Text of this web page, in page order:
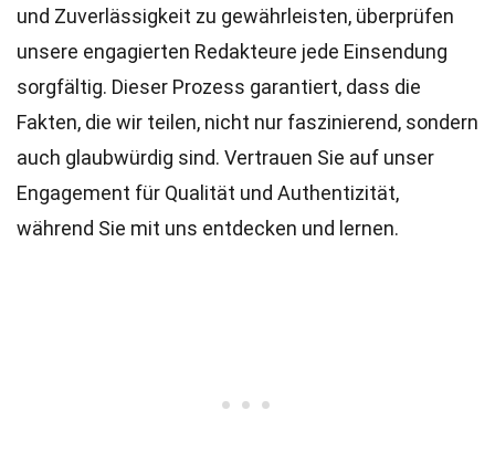
und Zuverlässigkeit zu gewährleisten, überprüfen
unsere engagierten Redakteure jede Einsendung
sorgfältig. Dieser Prozess garantiert, dass die
Fakten, die wir teilen, nicht nur faszinierend, sondern
auch glaubwürdig sind. Vertrauen Sie auf unser
Engagement für Qualität und Authentizität,
während Sie mit uns entdecken und lernen.